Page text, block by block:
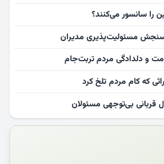
را سانسور می‌کنند؟
سنجش مسئولیت‌پذیری مدیران
و دلدادگی مردم تربت‌جام
که کام مردم تلخ کرد
قربانی بی‌توجهی مسئولان
رهبر شهید
را در آغوش کشید